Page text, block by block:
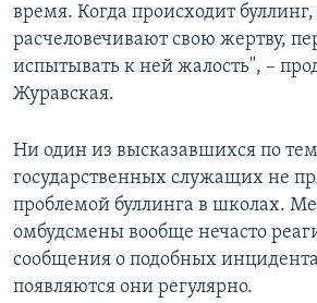
время. Когда происходит
расчеловечивают свою жертву,
испытывать к ней жалость", –
Журавская.
Ни один из высказавшихся по
государственных служащих не
проблемой буллинга в школах.
омбудсмены вообще нечасто
сообщения о подобных
появляются они регулярно.